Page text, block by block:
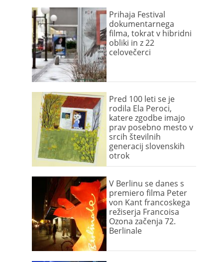
Prihaja Festival
dokumentarnega
filma, tokrat v hibridni
obliki in z 22
celovečerci
Pred 100 leti se je
rodila Ela Peroci,
katere zgodbe imajo
prav posebno mesto v
srcih številnih
generacij slovenskih
otrok
V Berlinu se danes s
premiero filma Peter
von Kant francoskega
režiserja Francoisa
Ozona začenja 72.
Berlinale